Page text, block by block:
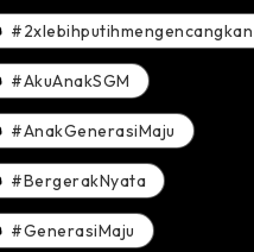
#2xlebihputihmengencangkan
#AkuAnakSGM
#AnakGenerasiMaju
#BergerakNyata
#GenerasiMaju